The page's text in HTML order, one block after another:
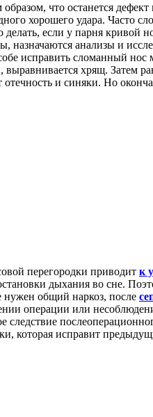
что останется
хорошего удара. Часто
если у парня кривой
назначаются анализы и
исправить сломанный
хрящ. Затем
и синяки. Но
перегородки приводит к
дыхания во сне.
общий наркоз, после
операции или
которая исправит